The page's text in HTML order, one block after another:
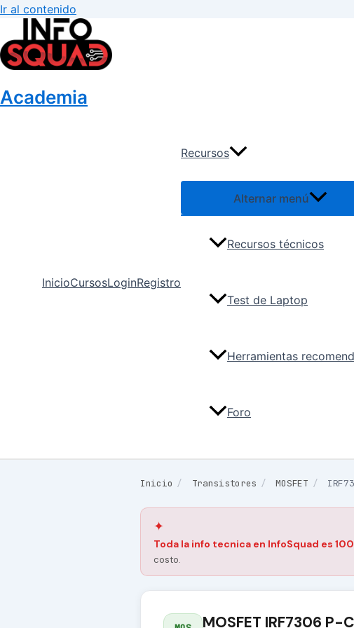
Ir al contenido
Academia
InicioCursosLoginRegistro
Recursos
Alternar menú
Recursos técnicos
Test de Laptop
Herramientas
Foro
Inicio / Transistores / MOSFET /
✦
Toda la info tecnica en InfoSquad es
costo.
MOSFET IRF7306 P-